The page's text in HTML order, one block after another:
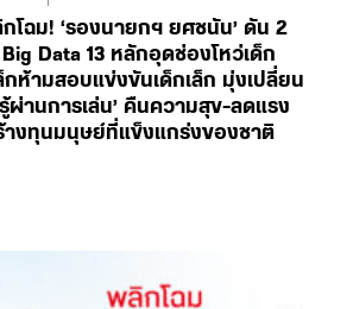
งทุนมนุษย์ที่แข็งแกร่งของชาติ